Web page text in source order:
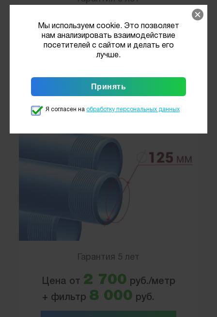
Цена от3 600руб./метр
Заказать
МГБУ Скважина на песок НПВХа
125
Гарантия 5 лет
Цена от 2 700 руб./метр
+ фильтр 8 000 руб.
Мы используем cookie. Это позволяет
нам анализировать взаимодействие
посетителей с сайтом и делать его
лучше.
Я согласен на обработку персональных данных